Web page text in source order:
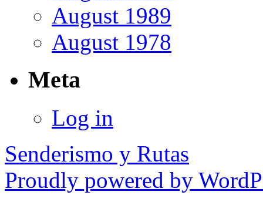
August 1989
August 1978
Meta
Log in
Senderismo y Rutas
Proudly powered by